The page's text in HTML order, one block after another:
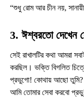
“শুধু রোম আর চীন নয়,
3. ঈশ্বরতো দেখেন
সেই রাখালটির কথা আমরা
করছিল। ভক্তি বিগলিত
প্রভুগো! কোথায় আছো তুমি?
আমি তোমার সেবা করবো